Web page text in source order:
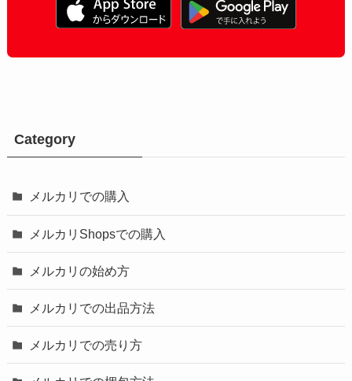
Category
メルカリでの購入
メルカリShopsでの購入
メルカリの始め方
メルカリでの出品方法
メルカリでの売り方